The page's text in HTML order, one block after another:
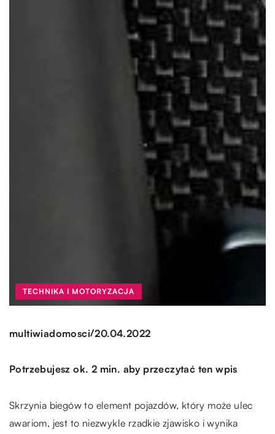
TECHNIKA I MOTORYZACJA
multiwiadomosci/20.04.2022
Potrzebujesz ok. 2 min. aby przeczytać ten wpis
Skrzynia biegów to element pojazdów, który może ulec
awariom, jest to niezwykle rzadkie zjawisko i wynika